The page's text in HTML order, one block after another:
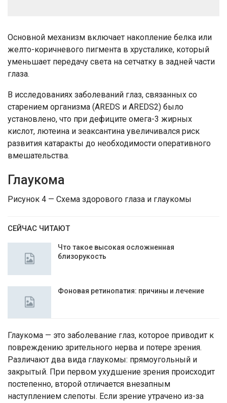
Основной механизм включает накопление белка или
желто-коричневого пигмента в хрусталике, который
уменьшает передачу света на сетчатку в задней части
глаза.
В исследованиях заболеваний глаз, связанных со
старением организма (AREDS и AREDS2) было
установлено, что при дефиците омега-3 жирных
кислот, лютеина и зеаксантина увеличивался риск
развития катаракты до необходимости оперативного
вмешательства.
Глаукома
Рисунок 4 — Схема здорового глаза и глаукомы
СЕЙЧАС ЧИТАЮТ
Что такое высокая осложненная
близорукость
Фоновая ретинопатия: причины и лечение
Глаукома — это заболевание глаз, которое приводит к
повреждению зрительного нерва и потере зрения.
Различают два вида глаукомы: прямоугольный и
закрытый. При первом ухудшение зрения происходит
постепенно, второй отличается внезапным
наступлением слепоты. Если зрение утрачено из-за